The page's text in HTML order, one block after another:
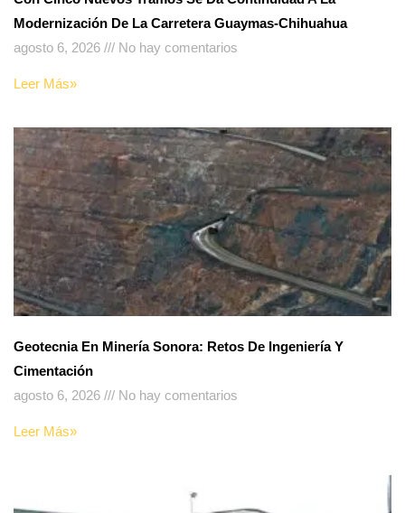
Modernización De La Carretera Guaymas-Chihuahua
agosto 6, 2026
No hay comentarios
Leer Más»
Geotecnia En Minería Sonora: Retos De Ingeniería Y
Cimentación
agosto 6, 2026
No hay comentarios
Leer Más»